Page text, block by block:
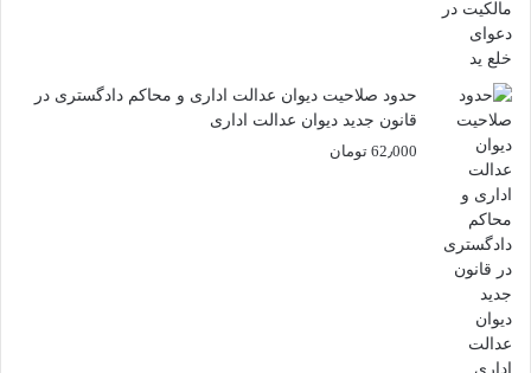
حدود صلاحیت دیوان عدالت اداری و محاکم دادگستری در
قانون جدید دیوان عدالت اداری
62٫000 تومان